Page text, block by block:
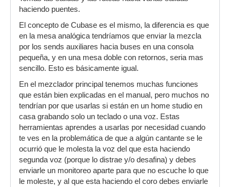
haciendo puentes.
El concepto de Cubase es el mismo, la diferencia es que
en la mesa analógica tendríamos que enviar la mezcla
por los sends auxiliares hacia buses en una consola
pequeña, y en una mesa doble con retornos, seria mas
sencillo. Esto es básicamente igual.
En el mezclador principal tenemos muchas funciones
que están bien explicadas en el manual, pero muchos no
tendrían por que usarlas si están en un home studio en
casa grabando solo un teclado o una voz. Estas
herramientas aprendes a usarlas por necesidad cuando
te ves en la problemática de que a algún cantante se le
ocurrió que le molesta la voz del que esta haciendo
segunda voz (porque lo distrae y/o desafina) y debes
enviarle un monitoreo aparte para que no escuche lo que
le moleste, y al que esta haciendo el coro debes enviarle